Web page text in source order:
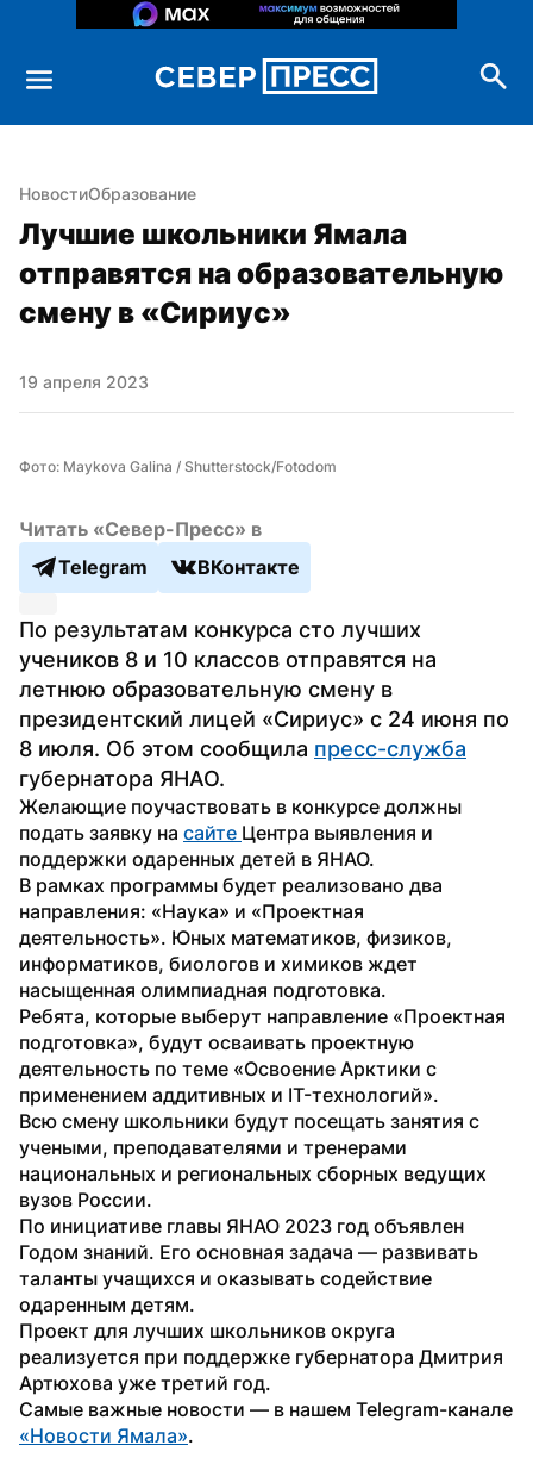
НовостиОбразование
Лучшие школьники Ямала
отправятся на образовательную
смену в «Сириус»
19 апреля 2023
Фото: Maykova Galina / Shutterstock/Fotodom
Читать «Север-Пресс» в
Telegram
ВКонтакте
По результатам конкурса сто лучших
учеников 8 и 10 классов отправятся на
летнюю образовательную смену в
президентский лицей «Сириус» с 24 июня по
8 июля. Об этом сообщила пресс-служба
губернатора ЯНАО.
Желающие поучаствовать в конкурсе должны
подать заявку на сайте Центра выявления и
поддержки одаренных детей в ЯНАО.
В рамках программы будет реализовано два
направления: «Наука» и «Проектная
деятельность». Юных математиков, физиков,
информатиков, биологов и химиков ждет
насыщенная олимпиадная подготовка.
Ребята, которые выберут направление «Проектная
подготовка», будут осваивать проектную
деятельность по теме «Освоение Арктики с
применением аддитивных и IT-технологий».
Всю смену школьники будут посещать занятия с
учеными, преподавателями и тренерами
национальных и региональных сборных ведущих
вузов России.
По инициативе главы ЯНАО 2023 год объявлен
Годом знаний. Его основная задача — развивать
таланты учащихся и оказывать содействие
одаренным детям.
Проект для лучших школьников округа
реализуется при поддержке губернатора Дмитрия
Артюхова уже третий год.
«Новости Ямала».